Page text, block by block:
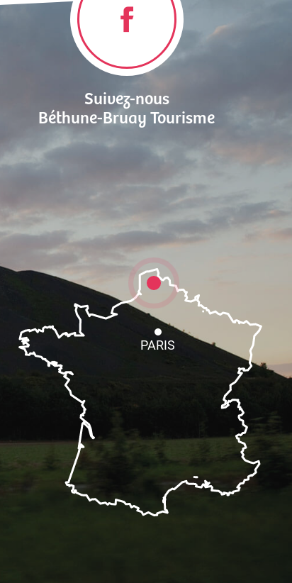
Suivez-nous
Béthune-Bruay Tourisme
PARIS